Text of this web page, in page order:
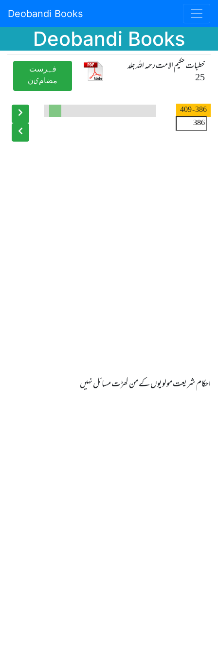
Deobandi Books
Deobandi Books
خطبات حکیم الامت رحمہ اللہ جلد
25
ﻓﮩﺮﺳﺖ
ﻣﻀﺎﻡیﻥ
386
- 409
احکام شریعت مولویوں کے من گھڑت مسائل نہیں